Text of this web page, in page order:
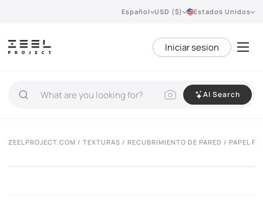
Español USD ($) Estados Unidos
Iniciar sesion
AI Search
ZEELPROJECT.COM / TEXTURAS / RECUBRIMIENTO DE PARED / PAPEL